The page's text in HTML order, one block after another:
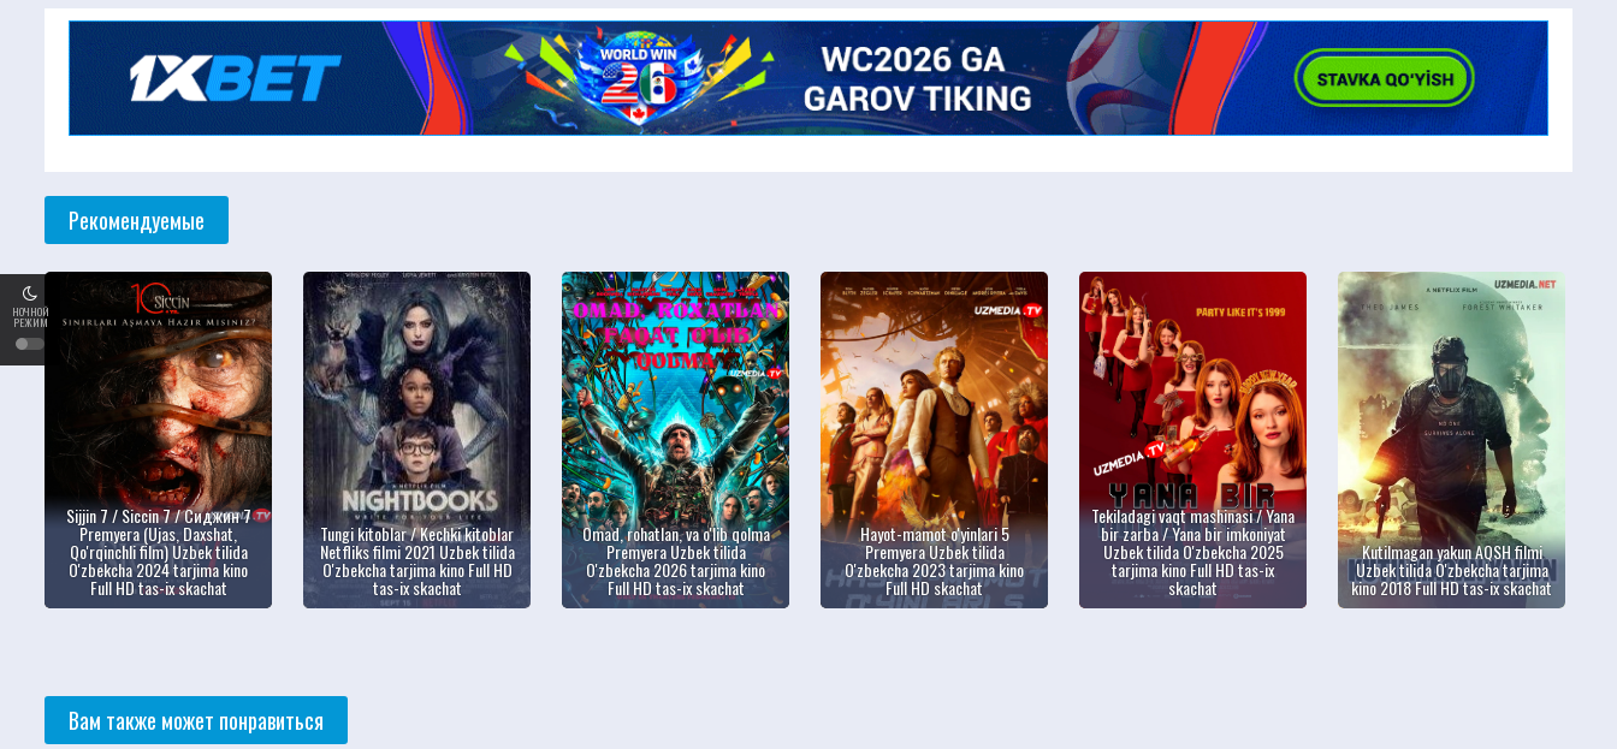
НОЧНОЙ
РЕЖИМ
Рекомендуемые
Sijjin 7 / Siccin 7 / Сиджин 7
Premyera (Ujas, Daxshat,
Qo'rqinchli film) Uzbek tilida
O'zbekcha 2024 tarjima kino
Full HD tas-ix skachat
Tungi kitoblar / Kechki kitoblar
Netfliks filmi 2021 Uzbek tilida
O'zbekcha tarjima kino Full HD
tas-ix skachat
Omad, rohatlan, va o'lib qolma
Premyera Uzbek tilida
O'zbekcha 2026 tarjima kino
Full HD tas-ix skachat
Hayot-mamot o'yinlari 5
Premyera Uzbek tilida
O'zbekcha 2023 tarjima kino
Full HD skachat
Tekiladagi vaqt mashinasi / Yana
bir zarba / Yana bir imkoniyat
Uzbek tilida O'zbekcha 2025
tarjima kino Full HD tas-ix
skachat
Kutilmagan yakun AQSH filmi
Uzbek tilida O'zbekcha tarjima
kino 2018 Full HD tas-ix skachat
Вам также может понравиться